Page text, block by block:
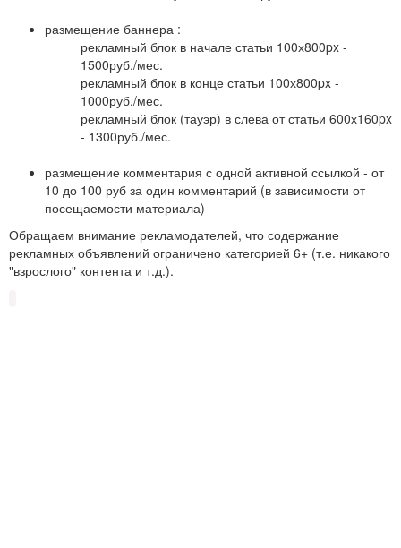
размещение баннера :
рекламный блок в начале статьи 100х800px -
1500руб./мес.
рекламный блок в конце статьи 100х800px -
1000руб./мес.
рекламный блок (тауэр) в слева от статьи 600х160px
- 1300руб./мес.
размещение комментария с одной активной ссылкой - от
10 до 100 руб за один комментарий (в зависимости от
посещаемости материала)
Обращаем внимание рекламодателей, что содержание
рекламных объявлений ограничено категорией 6+ (т.е. никакого
"взрослого" контента и т.д.).